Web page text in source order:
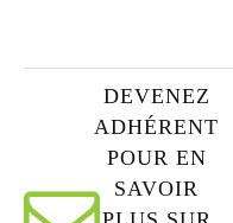
DEVENEZ
ADHÉRENT
POUR EN
SAVOIR